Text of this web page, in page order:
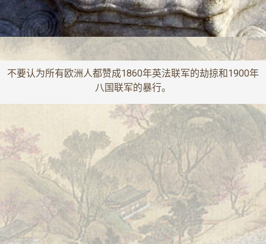
不要认为所有欧洲人都赞成1860年英法联军的劫掠和1900年
八国联军的暴行。